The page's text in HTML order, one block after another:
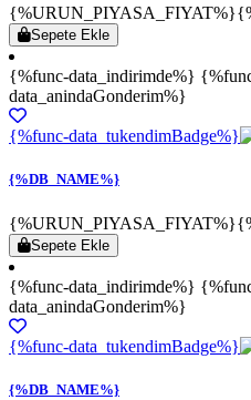
{%URUN_PIYASA_FIYAT%}
Sepete Ekle
{%func-data_indirimde%}
data_anindaGonderim%}
{%func-data_tukendimBadge%}
{%DB_NAME%}
{%URUN_PIYASA_FIYAT%}
Sepete Ekle
{%func-data_indirimde%}
data_anindaGonderim%}
{%func-data_tukendimBadge%}
{%DB_NAME%}